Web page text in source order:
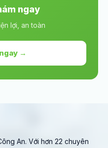
ngay
lợi, an toàn
→
An. Với hơn 22 chuyên